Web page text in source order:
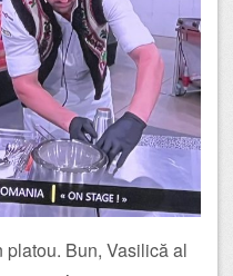
Bun, Vasilică al